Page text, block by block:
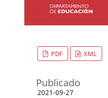
PDF XML
Publicado
2021-09-27